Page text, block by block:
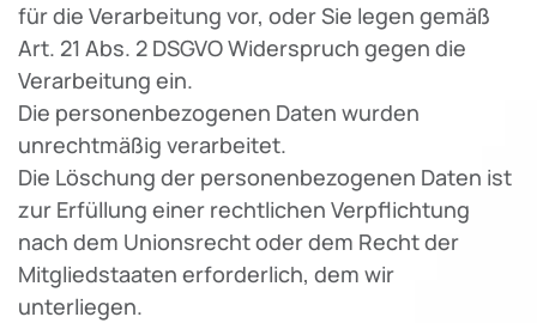
für die Verarbeitung vor, oder Sie legen gemäß
Art. 21 Abs. 2 DSGVO Widerspruch gegen die
Verarbeitung ein.
Die personenbezogenen Daten wurden
unrechtmäßig verarbeitet.
Die Löschung der personenbezogenen Daten ist
zur Erfüllung einer rechtlichen Verpflichtung
nach dem Unionsrecht oder dem Recht der
Mitgliedstaaten erforderlich, dem wir
unterliegen.